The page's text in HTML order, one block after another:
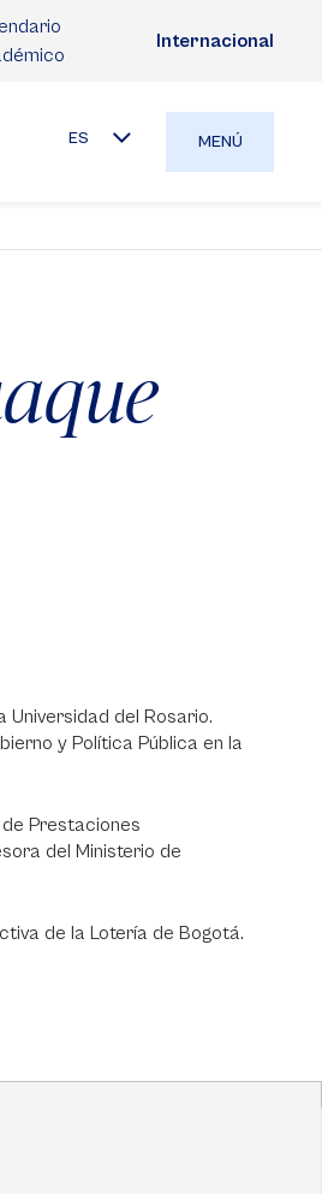
Internacional
ES MENÚ
Universidad del Rosario.
y Política Pública en la
Prestaciones
del Ministerio de
de la Lotería de Bogotá.